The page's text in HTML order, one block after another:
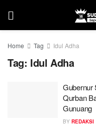
Home Tag Idul Adha
Tag: Idul Adha
Gubernur
Qurban
Gunuang
BY REDAKSI